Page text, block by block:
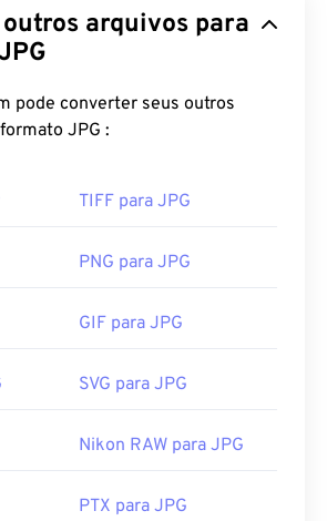
fotografias e gráficos. A
que o JPG oferece é a
dos arquivos JPG os torna
pela internet e uso em
compactação ainda melhor,
JPG para WebP
arquivos JPG. Um simples clique
editor de imagens ou
arquivos para
JPG
pode converter seus outros
arquivos para o formato JPG :
TIFF para JPG
PNG para JPG
GIF para JPG
SVG para JPG
Nikon RAW para JPG
PTX para JPG